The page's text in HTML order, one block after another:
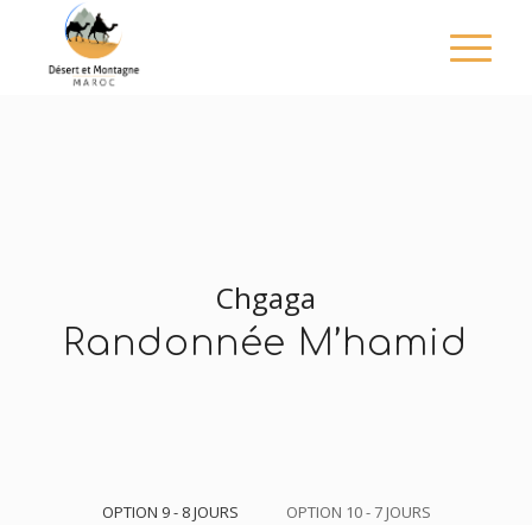
Chgaga
Randonnée M’hamid
OPTION 9 - 8 JOURS OPTION 10 - 7 JOURS